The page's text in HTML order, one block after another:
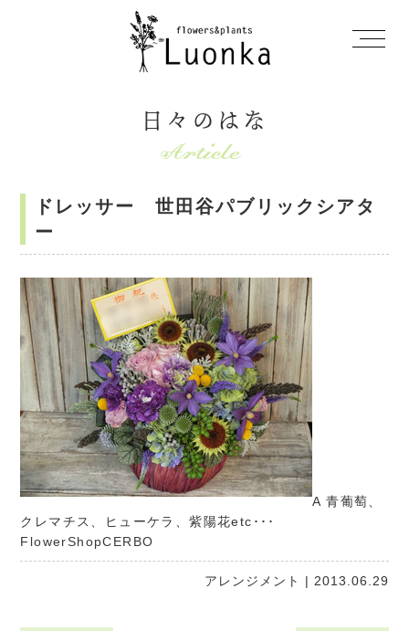
日々のはな
ドレッサー 世田谷パブリックシアタ
ー
A 青葡萄、
クレマチス、ヒューケラ、紫陽花etc･･･
FlowerShopCERBO
アレンジメント | 2013.06.29